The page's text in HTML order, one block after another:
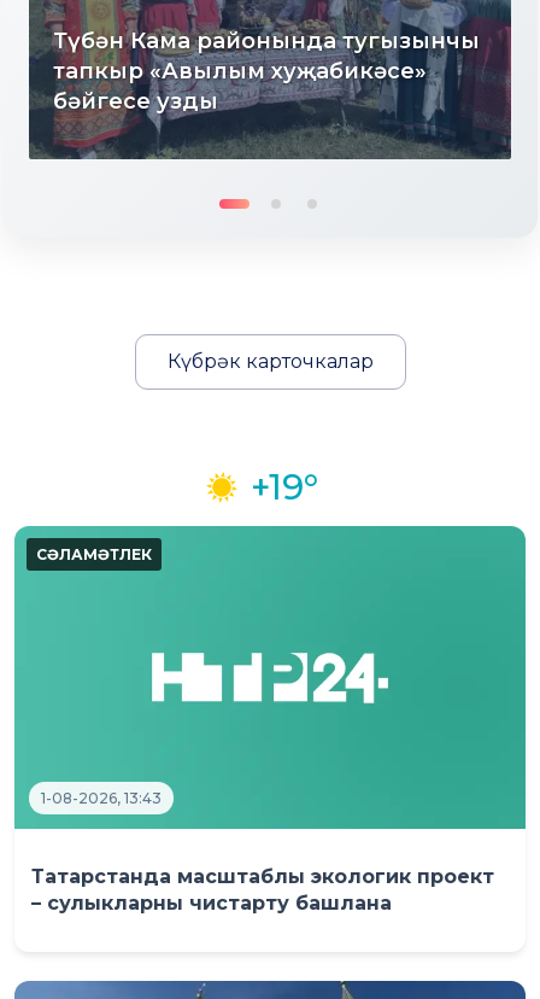
Түбән Кама районында тугызынчы
тапкыр «Авылым хуҗабикәсе»
бәйгесе узды
Күбрәк карточкалар
+19°
1-08-2026, 13:43
Татарстанда масштаблы экологик проект
– сулыкларны чистарту башлана